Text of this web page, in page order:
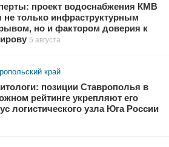
проект водоснабжения КМВ
не только инфраструктурным
но и фактором доверия к
5 августа
край
позиции Ставрополья в
рейтинге укрепляют его
логистического узла Юга России